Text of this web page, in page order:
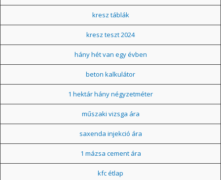
kresz táblák
kresz teszt 2024
hány hét van egy évben
beton kalkulátor
1 hektár hány négyzetméter
műszaki vizsga ára
saxenda injekció ára
1 mázsa cement ára
kfc étlap